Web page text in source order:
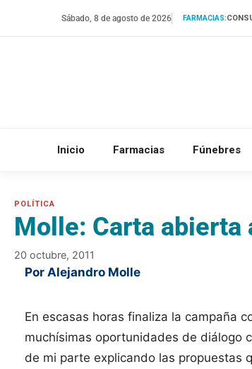
Sábado, 8 de agosto de 2026 FARMACIAS:
Inicio Farmacias Fúnebres
Molle: Carta abierta
20 octubre, 2011
Por Alejandro Molle
En escasas horas finaliza la campaña
muchísimas oportunidades de diálogo
de mi parte explicando las propuestas